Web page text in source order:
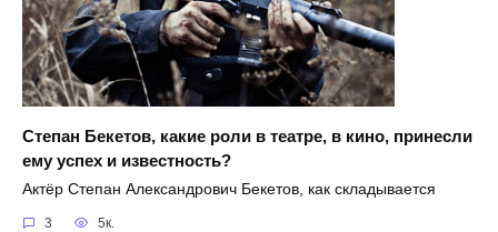
Степан Бекетов, какие роли в театре, в кино, принесли
ему успех и известность?
Актёр Степан Александрович Бекетов, как складывается
3 5к.